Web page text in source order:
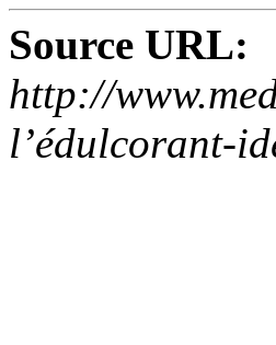
Source URL:
http://
l’édulcorant-